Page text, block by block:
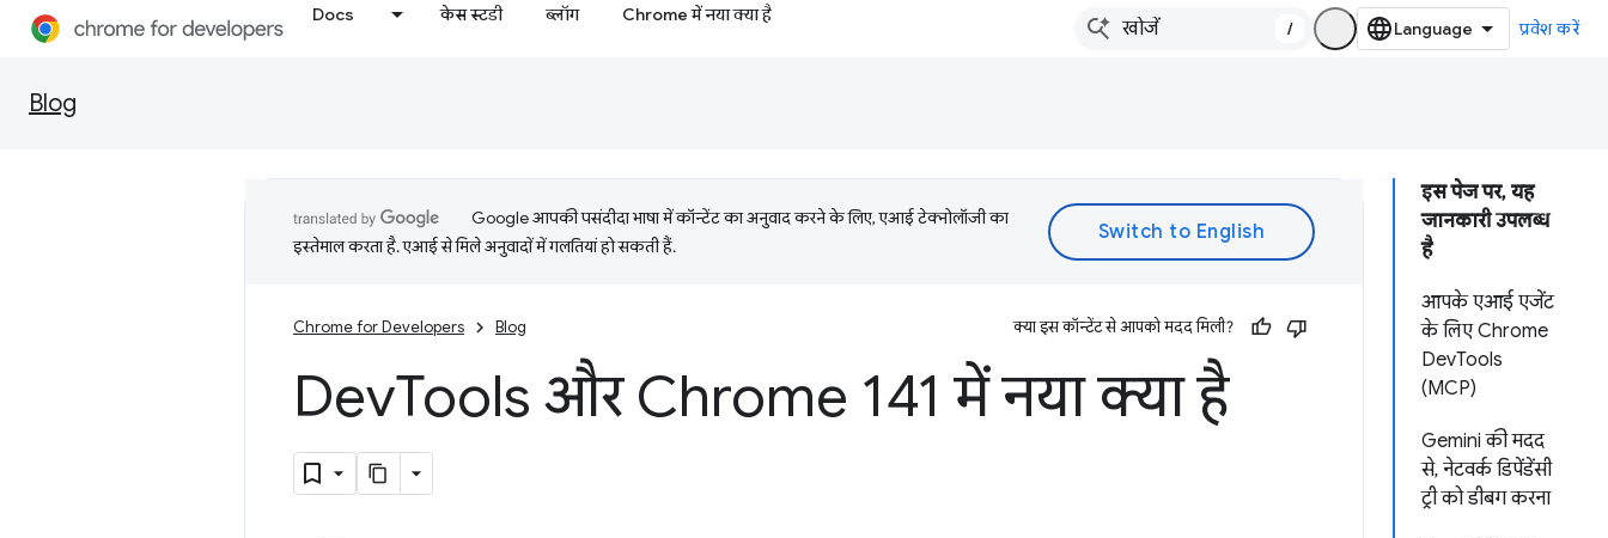
Docs केस स्टडी ब्लॉग Chrome में नया क्या है
/ प्रवेश करें
Blog
इस पेज पर, यह
जानकारी उपलब्ध
है
आपके एआई एजेंट
के लिए Chrome
DevTools
(MCP)
Gemini की मदद
से, नेटवर्क डिपेंडेंसी
ट्री को डीबग करना
Google आपकी पसंदीदा भाषा में कॉन्टेंट का अनुवाद करने के लिए, एआई टेक्नोलॉजी का
इस्तेमाल करता है. एआई से मिले अनुवादों में गलतियां हो सकती हैं.
Chrome for Developers Blog क्या इस कॉन्टेंट से आपको मदद मिली?
DevTools और Chrome 141 में नया क्या है